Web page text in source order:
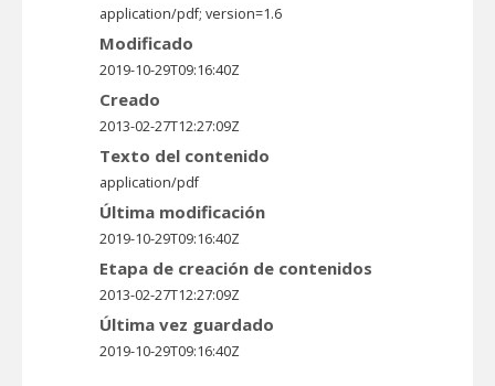
application/pdf; version=1.6
Modificado
2019-10-29T09:16:40Z
Creado
2013-02-27T12:27:09Z
Texto del contenido
application/pdf
Última modificación
2019-10-29T09:16:40Z
Etapa de creación de contenidos
2013-02-27T12:27:09Z
Última vez guardado
2019-10-29T09:16:40Z